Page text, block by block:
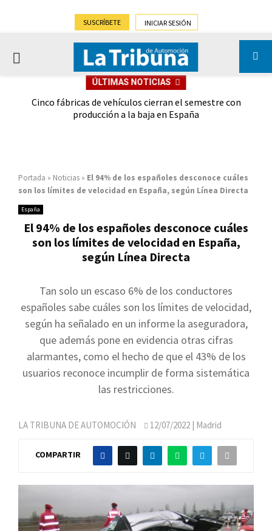
SUSCRÍBETE INICIAR SESIÓN
PRIMARY
ÚLTIMAS NOTICIAS
Cinco fábricas de vehículos cierran el semestre con
producción a la baja en España
Portada » Noticias » El 94% de los españoles desconoce cuáles
son los límites de velocidad en España, según Línea Directa
España
El 94% de los españoles desconoce cuáles
son los límites de velocidad en España,
según Línea Directa
Tan solo un escaso 6% de los conductores
españoles sabe cuáles son los límites de velocidad,
según ha señalado en un informe la aseguradora,
que además pone en evidencia otras cifras
alarmantes, como el hecho de que el 43% de los
usuarios reconoce incumplir de forma sistemática
las restricciones.
LA TRIBUNA DE AUTOMOCIÓN 12/07/2022 | Madrid
COMPARTIR